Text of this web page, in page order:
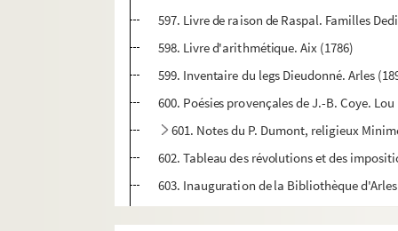
597. Livre de raison de Raspal. Familles
598. Livre d'arithmétique. Aix (1786)
599. Inventaire du legs Dieudonné. Arles
600. Poésies provençales de J.-B. Coye.
601. Notes du P. Dumont, religieux
602. Tableau des révolutions et des
603. Inauguration de la Bibliothèque